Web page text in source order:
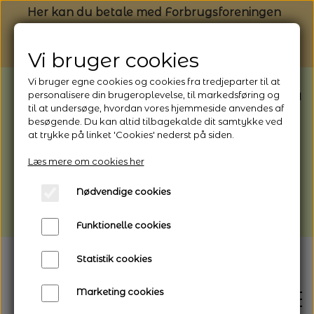
Her kan du betale med Forbrugsforeningen
BEMÆRK: Butikken har ferielukket* fra
1/8 - 9/8 - 2026
*Webshoppen er åben og sender hele
afhentning
Vi gør opmærksom på, at der kan være lidt
længere leveringstid
Vi bruger cookies
Vi bruger egne cookies og cookies fra tredjeparter til at
personalisere din brugeroplevelse, til markedsføring og
til at undersøge, hvordan vores hjemmeside anvendes af
besøgende. Du kan altid tilbagekalde dit samtykke ved
at trykke på linket 'Cookies' nederst på siden.
Læs mere om cookies her
Nødvendige cookies
Funktionelle cookies
Statistik cookies
Marketing cookies